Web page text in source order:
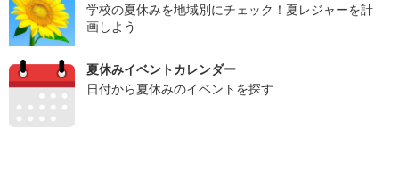
学校の夏休みを地域別にチェック！夏レジャーを計
画しよう
夏休みイベントカレンダー
日付から夏休みのイベントを探す